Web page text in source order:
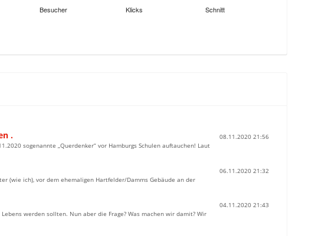
Besucher Klicks Schnitt
.
08.11.2020 21:56
sogenannte „Querdenker“ vor Hamburgs Schulen auftauchen! Laut
06.11.2020 21:32
(wie ich), vor dem ehemaligen Hartfelder/Damms Gebäude an der
04.11.2020 21:43
werden sollten. Nun aber die Frage? Was machen wir damit? Wir